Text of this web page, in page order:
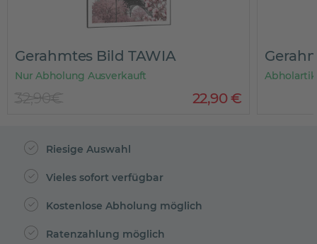
Gerahmtes Bild TAWIA
Nur Abholung Ausverkauft
22,90€
32,90€
Riesige Auswahl
Vieles sofort verfügbar
Kostenlose Abholung möglich
Ratenzahlung möglich